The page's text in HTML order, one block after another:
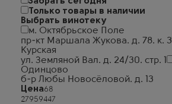
Только товары в наличии
Выбрать винотеку
м. Октябрьское Поле
пр-кт Маршала Жукова. д. 78. к. 3
Курская
ул. Земляной Вал. д. 24/30. стр. 1
Одинцово
б-р Любы Новосёловой. д. 13
Цена